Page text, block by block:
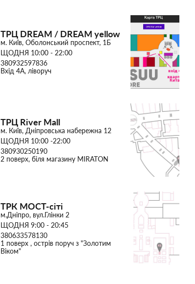
ТРЦ DREAM / DREAM yellow
м. Київ, Оболонський проспект, 1Б
ЩОДНЯ 10:00 - 22:00
380932597836
Вхід 4А, ліворуч
ТРЦ River Mall
м. Київ, Дніпровська набережна 12
ЩОДНЯ 10:00 -22:00
380930250190
2 поверх, біля магазину MIRATON
ТРК МОСТ-сіті
м.Дніпро, вул.Глінки 2
ЩОДНЯ 9:00 - 20:45
380633578130
1 поверх , острів поруч з "Золотим
Віком"